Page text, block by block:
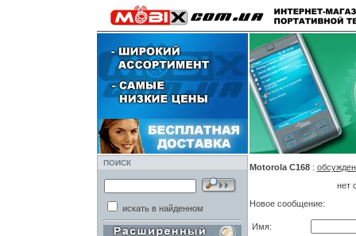
ПОИСК
искать в найденном
Motorola C168:
нет
Новое сообщение:
Имя: